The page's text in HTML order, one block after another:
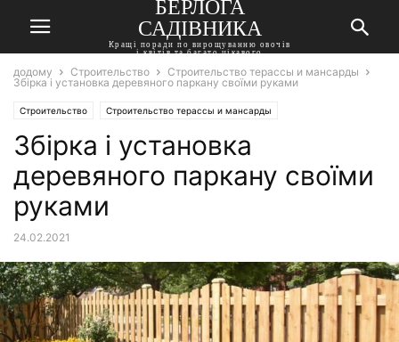
БЕРЛОГА
САДІВНИКА
Кращі поради по вирощуванню овочів
і квітів та багато цікавого
додому Строительство
Строительство терассы и мансарды
Збірка і установка деревяного паркану своїми руками
Строительство Строительство терассы и мансарды
Збірка і установка
деревяного паркану своїми
руками
24.02.2021